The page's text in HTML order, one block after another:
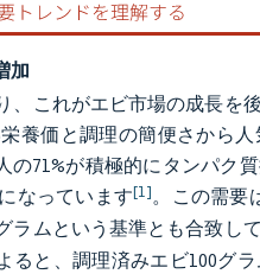
加
これがエビ市場の成長を
養価と調理の簡便さから
の71%が積極的にタンパ
なっています[1]。この需要
ラムという基準とも合致し
ると、調理済みエビ100グ